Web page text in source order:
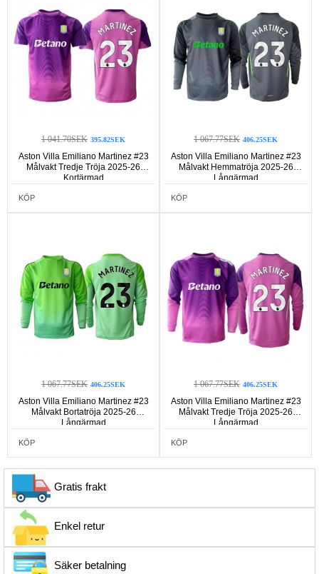
1 041.70SEK 395.82SEK
Aston Villa Emiliano Martinez #23
Målvakt Tredje Tröja 2025-26
Kortärmad
KÖP
1 067.77SEK 406.25SEK
Aston Villa Emiliano Martinez #23
Målvakt Hemmatröja 2025-26
Långärmad
KÖP
1 067.77SEK 406.25SEK
Aston Villa Emiliano Martinez #23
Målvakt Bortatröja 2025-26
Långärmad
KÖP
1 067.77SEK 406.25SEK
Aston Villa Emiliano Martinez #23
Målvakt Tredje Tröja 2025-26
Långärmad
KÖP
Gratis frakt
Enkel retur
Säker betalning